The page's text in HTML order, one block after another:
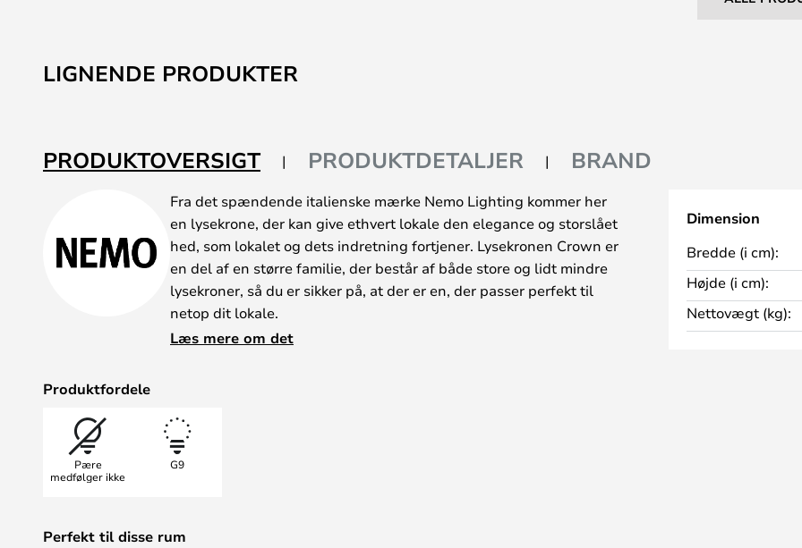
LIGNENDE PRODUKTER
PRODUKTOVERSIGT PRODUKTDETALJER BRAND
Fra det spændende italienske mærke Nemo Lighting kommer her
en lysekrone, der kan give ethvert lokale den elegance og storslået
hed, som lokalet og dets indretning fortjener. Lysekronen Crown er
en del af en større familie, der består af både store og lidt mindre
lysekroner, så du er sikker på, at der er en, der passer perfekt til
netop dit lokale.
Foruden forskellige størrelser findes lamperne også i forskellige
Læs mere om det
Produktfordele
Pære
medfølger ikke
G9
Perfekt til disse rum
Dimension
Bredde (i cm):
Højde (i cm):
Nettovægt (kg):